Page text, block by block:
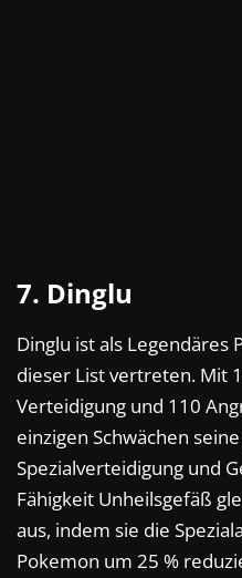
7. Dinglu
Dinglu ist als Legendäres
dieser List vertreten. Mit
Verteidigung und 110
einzigen Schwächen
Spezialverteidigung und
Fähigkeit Unheilsgefäß
aus, indem sie die
Pokemon um 25 %